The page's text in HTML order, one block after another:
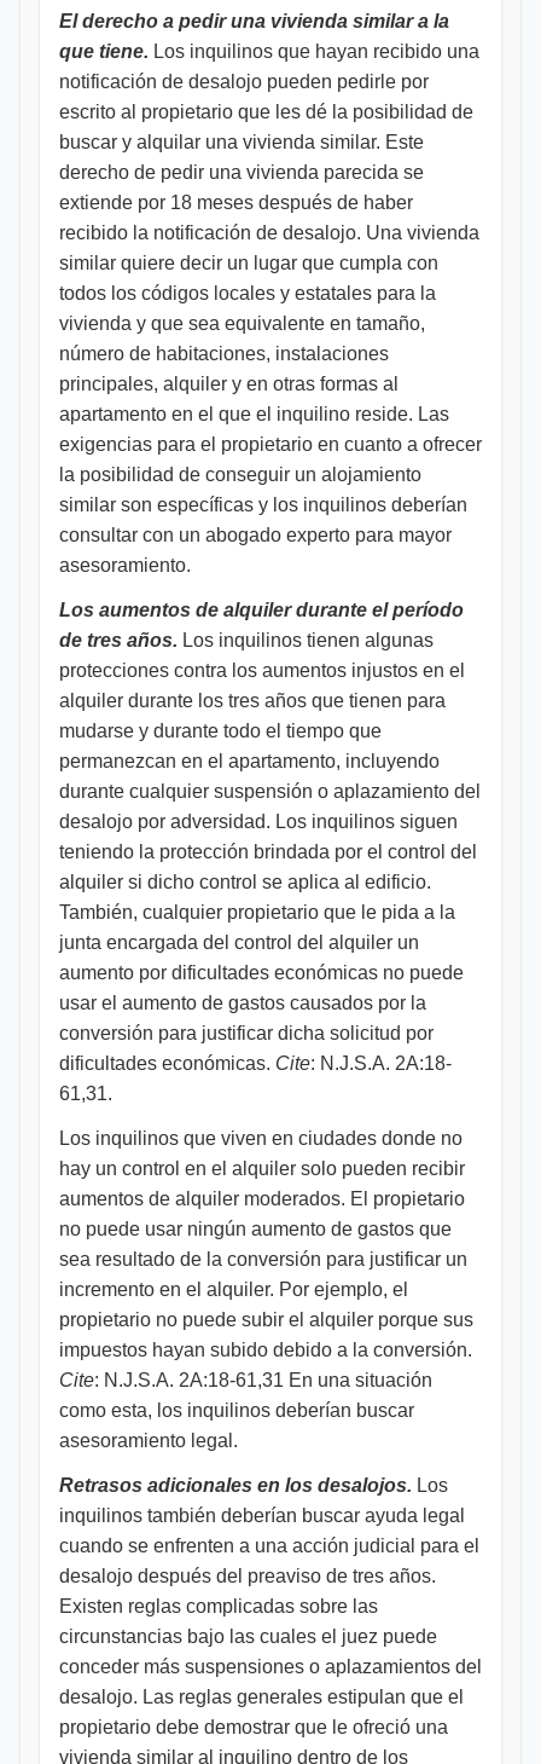
El derecho a pedir una vivienda similar a la
que tiene. Los inquilinos que hayan recibido una
notificación de desalojo pueden pedirle por
escrito al propietario que les dé la posibilidad de
buscar y alquilar una vivienda similar. Este
derecho de pedir una vivienda parecida se
extiende por 18 meses después de haber
recibido la notificación de desalojo. Una vivienda
similar quiere decir un lugar que cumpla con
todos los códigos locales y estatales para la
vivienda y que sea equivalente en tamaño,
número de habitaciones, instalaciones
principales, alquiler y en otras formas al
apartamento en el que el inquilino reside. Las
exigencias para el propietario en cuanto a ofrecer
la posibilidad de conseguir un alojamiento
similar son específicas y los inquilinos deberían
consultar con un abogado experto para mayor
asesoramiento.
Los aumentos de alquiler durante el período
de tres años. Los inquilinos tienen algunas
protecciones contra los aumentos injustos en el
alquiler durante los tres años que tienen para
mudarse y durante todo el tiempo que
permanezcan en el apartamento, incluyendo
durante cualquier suspensión o aplazamiento del
desalojo por adversidad. Los inquilinos siguen
teniendo la protección brindada por el control del
alquiler si dicho control se aplica al edificio.
También, cualquier propietario que le pida a la
junta encargada del control del alquiler un
aumento por dificultades económicas no puede
usar el aumento de gastos causados por la
conversión para justificar dicha solicitud por
dificultades económicas. Cite: N.J.S.A. 2A:18-
61,31.
Los inquilinos que viven en ciudades donde no
hay un control en el alquiler solo pueden recibir
aumentos de alquiler moderados. El propietario
no puede usar ningún aumento de gastos que
sea resultado de la conversión para justificar un
incremento en el alquiler. Por ejemplo, el
propietario no puede subir el alquiler porque sus
impuestos hayan subido debido a la conversión.
Cite: N.J.S.A. 2A:18-61,31 En una situación
como esta, los inquilinos deberían buscar
asesoramiento legal.
Retrasos adicionales en los desalojos. Los
inquilinos también deberían buscar ayuda legal
cuando se enfrenten a una acción judicial para el
desalojo después del preaviso de tres años.
Existen reglas complicadas sobre las
circunstancias bajo las cuales el juez puede
conceder más suspensiones o aplazamientos del
desalojo. Las reglas generales estipulan que el
propietario debe demostrar que le ofreció una
vivienda similar al inquilino dentro de los